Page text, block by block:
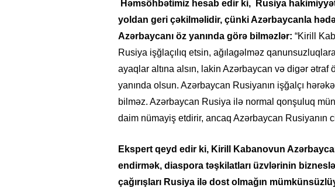
Həmsöhbətimiz hesab edir ki, Rusiya
yoldan geri çəkilməlidir, çünki Azərbaycanla
Azərbaycanı öz yanında görə bilməzlər: “Kirill
Rusiya işğlaçılıq etsin, ağılagəlməz
ayaqlar altına alsın, lakin Azərbaycan və digər ətraf
yanında olsun. Azərbaycan Rusiyanın işğalçı
bilməz. Azərbaycan Rusiya ilə normal qonşuluq
daim nümayiş etdirir, ancaq Azərbaycan Rusiyanın
Ekspert qeyd edir ki, Kirill Kabanovun
endirmək, diaspora təşkilatları üzvlərinin
çağırışları Rusiya ilə dost olmağın